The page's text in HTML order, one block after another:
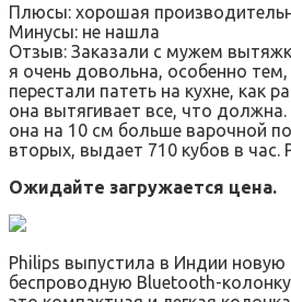
Плюсы: хорошая
Минусы: не нашла
Отзыв: Заказали с мужем
я очень довольна, особенно тем,
перестали патеть на кухне, как
она вытягивает все, что
она на 10 см больше варочной
вторых, выдает 710 кубов в час.
Ожидайте загружается цена.
Philips выпустила в Индии
беспроводную Bluetooth-